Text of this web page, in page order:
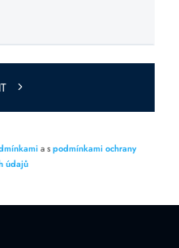
a spodmínkami ochrany
údajů